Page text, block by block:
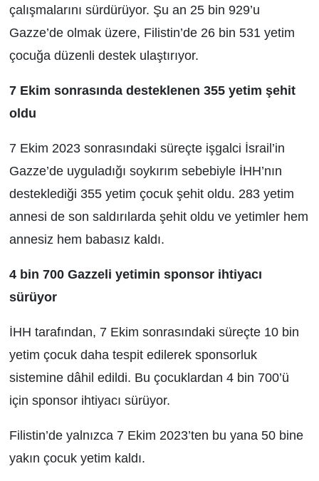
çalışmalarını sürdürüyor. Şu an 25 bin 929’u
Gazze’de olmak üzere, Filistin’de 26 bin 531 yetim
çocuğa düzenli destek ulaştırıyor.
7 Ekim sonrasında desteklenen 355 yetim şehit
oldu
7 Ekim 2023 sonrasındaki süreçte işgalci İsrail’in
Gazze’de uyguladığı soykırım sebebiyle İHH’nın
desteklediği 355 yetim çocuk şehit oldu. 283 yetim
annesi de son saldırılarda şehit oldu ve yetimler hem
annesiz hem babasız kaldı.
4 bin 700 Gazzeli yetimin sponsor ihtiyacı
sürüyor
İHH tarafından, 7 Ekim sonrasındaki süreçte 10 bin
yetim çocuk daha tespit edilerek sponsorluk
sistemine dâhil edildi. Bu çocuklardan 4 bin 700’ü
için sponsor ihtiyacı sürüyor.
Filistin’de yalnızca 7 Ekim 2023’ten bu yana 50 bine
yakın çocuk yetim kaldı.